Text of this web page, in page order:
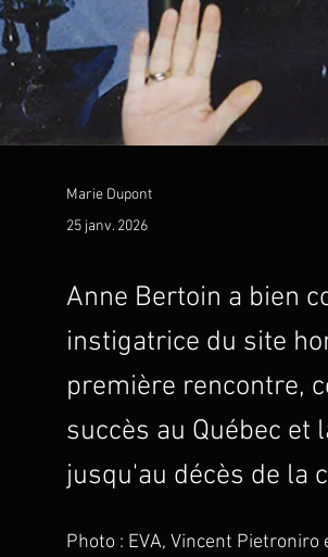
Marie Dupont
25 janv. 2026
Anne Bertoin a bien
instigatrice du site
première rencontre,
succès au Québec et
jusqu'au décès de la
Photo : EVA, Vincent